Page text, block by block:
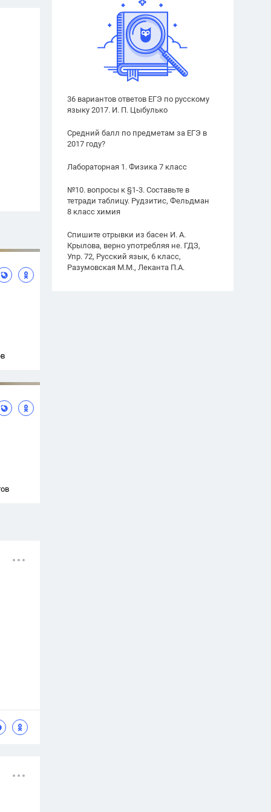
36 вариантов ответов ЕГЭ по русскому
языку 2017. И. П. Цыбулько
Средний балл по предметам за ЕГЭ в
2017 году?
Лабораторная 1. Физика 7 класс
№10. вопросы к §1-3. Составьте в
тетради таблицу. Рудзитис, Фельдман
8 класс химия
Спишите отрывки из басен И. А.
Крылова, верно употребляя не. ГДЗ,
Упр. 72, Русский язык, 6 класс,
Разумовская М.М., Леканта П.А.